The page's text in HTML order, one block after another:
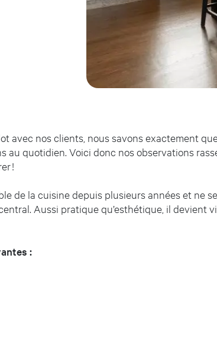
avec nos clients, nous savons exactement
au quotidien. Voici donc nos observations
!
de la cuisine depuis plusieurs années et ne
Aussi pratique qu’esthétique, il devient
: